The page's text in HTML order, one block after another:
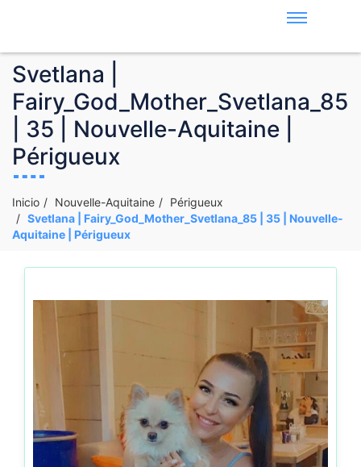
Svetlana |
Fairy_God_Mother_Svetlana_85
| 35 | Nouvelle-Aquitaine |
Périgueux
Inicio Nouvelle-Aquitaine
Périgueux
Svetlana | Fairy_God_Mother_Svetlana_85 | 35 | Nouvelle-
Aquitaine | Périgueux